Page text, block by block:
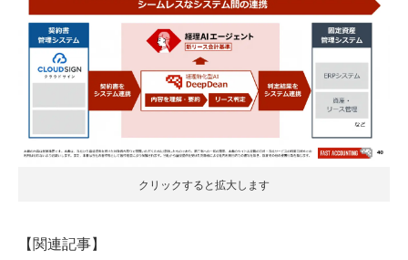
クリックすると拡大します
【関連記事】